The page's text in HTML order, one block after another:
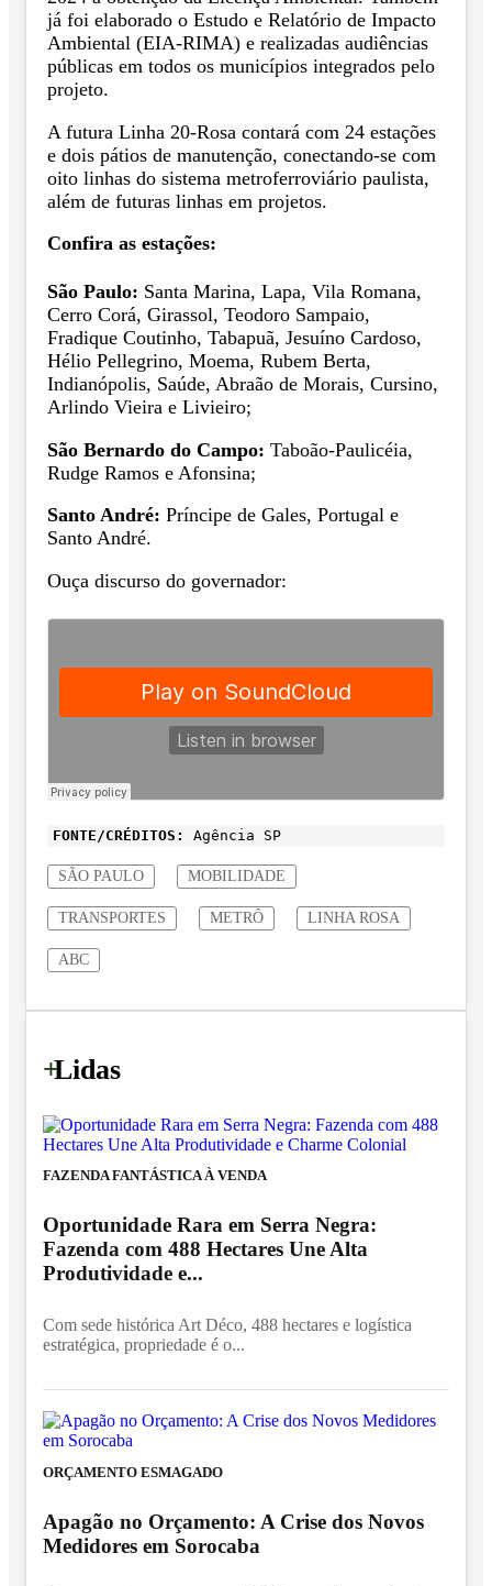
já foi elaborado o Estudo e Relatório de Impacto
Ambiental (EIA-RIMA) e realizadas audiências
públicas em todos os municípios integrados pelo
projeto.
A futura Linha 20-Rosa contará com 24 estações
e dois pátios de manutenção, conectando-se com
oito linhas do sistema metroferroviário paulista,
além de futuras linhas em projetos.
Confira as estações:
São Paulo: Santa Marina, Lapa, Vila Romana,
Cerro Corá, Girassol, Teodoro Sampaio,
Fradique Coutinho, Tabapuã, Jesuíno Cardoso,
Hélio Pellegrino, Moema, Rubem Berta,
Indianópolis, Saúde, Abraão de Morais, Cursino,
Arlindo Vieira e Livieiro;
São Bernardo do Campo: Taboão-Paulicéia,
Rudge Ramos e Afonsina;
Santo André: Príncipe de Gales, Portugal e
Santo André.
Ouça discurso do governador:
FONTE/CRÉDITOS: Agência SP
SÃO PAULO MOBILIDADE
TRANSPORTES METRÔ LINHA ROSA
ABC
+
Lidas
FAZENDA FANTÁSTICA À VENDA
Oportunidade Rara em Serra Negra:
Fazenda com 488 Hectares Une Alta
Produtividade e...
Com sede histórica Art Déco, 488 hectares e logística
estratégica, propriedade é o...
ORÇAMENTO ESMAGADO
Apagão no Orçamento: A Crise dos Novos
Medidores em Sorocaba